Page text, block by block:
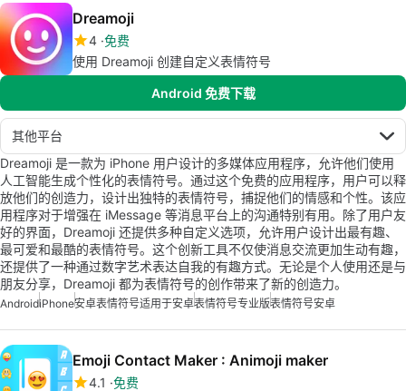
Dreamoji
4 免费
使用 Dreamoji 创建自定义表情符号
Android 免费下载
其他平台
Dreamoji 是一款为 iPhone 用户设计的多媒体应用程序，允许他们使用
人工智能生成个性化的表情符号。通过这个免费的应用程序，用户可以释
放他们的创造力，设计出独特的表情符号，捕捉他们的情感和个性。该应
用程序对于增强在 iMessage 等消息平台上的沟通特别有用。除了用户友
好的界面，Dreamoji 还提供多种自定义选项，允许用户设计出最有趣、
最可爱和最酷的表情符号。这个创新工具不仅使消息交流更加生动有趣，
还提供了一种通过数字艺术表达自我的有趣方式。无论是个人使用还是与
朋友分享，Dreamoji 都为表情符号的创作带来了新的创造力。
AndroidiPhone安卓表情符号适用于安卓表情符号专业版表情符号安卓
Emoji Contact Maker : Animoji maker
4.1 免费